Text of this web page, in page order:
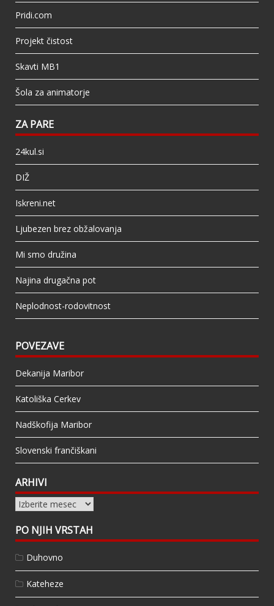
Pridi.com
Projekt čistost
Skavti MB1
Šola za animatorje
ZA PARE
24kul.si
DIŽ
Iskreni.net
Ljubezen brez obžalovanja
Mi smo družina
Najina drugačna pot
Neplodnost-rodovitnost
POVEZAVE
Dekanija Maribor
Katoliška Cerkev
Nadškofija Maribor
Slovenski frančiškani
ARHIVI
Arhivi
PO NJIH VRSTAH
Duhovno
Kateheze